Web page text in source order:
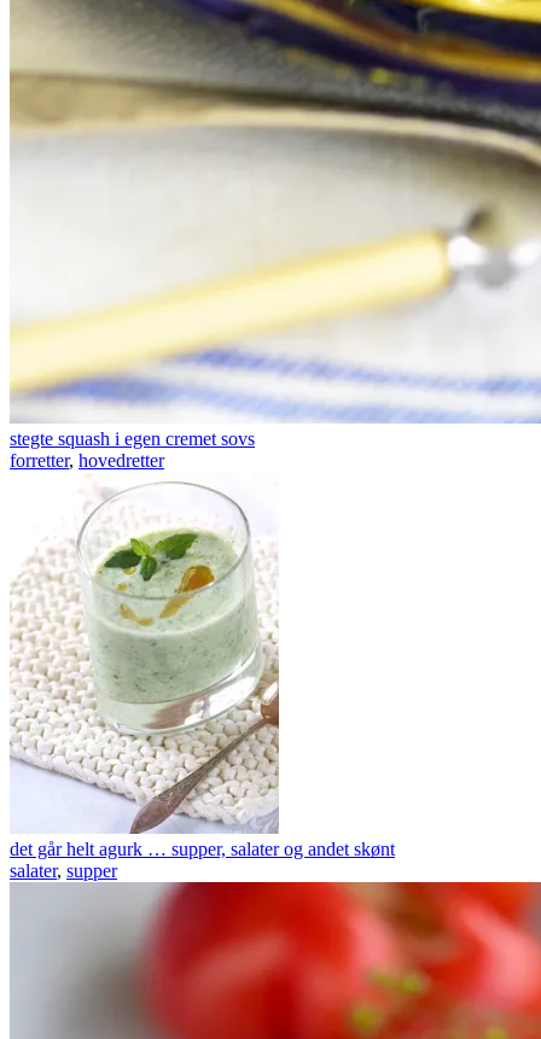
stegte squash i egen cremet sovs
forretter, hovedretter
det går helt agurk … supper, salater og andet skønt
salater, supper